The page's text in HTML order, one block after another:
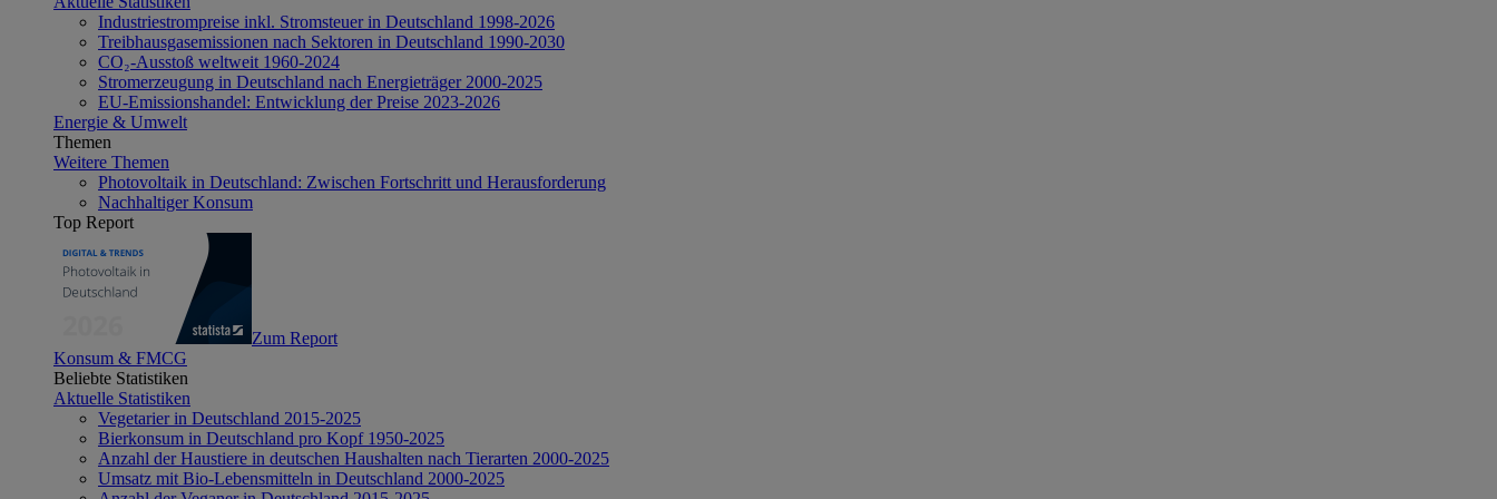
Industriestrompreise inkl. Stromsteuer in Deutschland 1998-2026
Treibhausgasemissionen nach Sektoren in Deutschland 1990-2030
CO₂-Ausstoß weltweit 1960-2024
Stromerzeugung in Deutschland nach Energieträger 2000-2025
EU-Emissionshandel: Entwicklung der Preise 2023-2026
Energie & Umwelt
Themen
Weitere Themen
Photovoltaik in Deutschland: Zwischen Fortschritt und Herausforderung
Nachhaltiger Konsum
Top Report
Zum Report
Konsum & FMCG
Beliebte Statistiken
Aktuelle Statistiken
Vegetarier in Deutschland 2015-2025
Bierkonsum in Deutschland pro Kopf 1950-2025
Anzahl der Haustiere in deutschen Haushalten nach Tierarten 2000-2025
Umsatz mit Bio-Lebensmitteln in Deutschland 2000-2025